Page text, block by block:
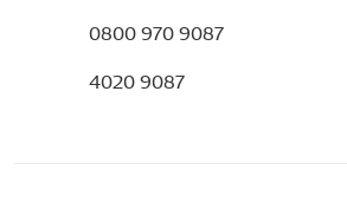
0800 970 9087
4020 9087